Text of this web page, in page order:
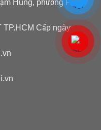
Hùng, phường Phú
TP.HCM Cấp ngày